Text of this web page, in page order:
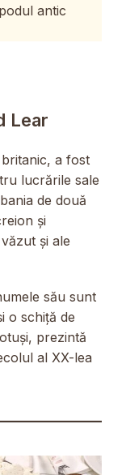
antic
Lear
a fost
lucrările sale
de două
și
și ale
său sunt
o schiță de
prezintă
al XX-lea